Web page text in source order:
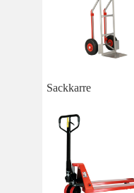
Sackkarre